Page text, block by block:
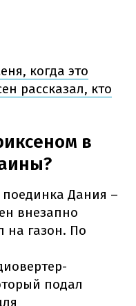
когда это
рассказал, кто
в
Дания –
внезапно
на газон. По
подал